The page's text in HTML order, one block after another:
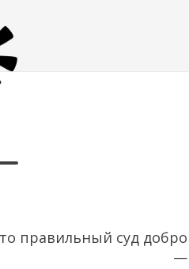
правильный суд
—